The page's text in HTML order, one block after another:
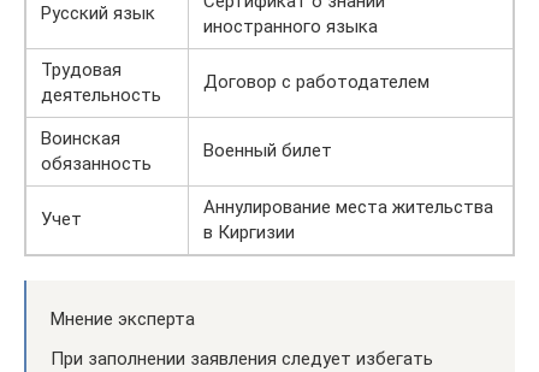
Русский язык
иностранного языка
Трудовая
деятельность
Договор с работодателем
Воинская
обязанность
Военный билет
Учет
Аннулирование места жительства
в Киргизии
Мнение эксперта
При заполнении заявления следует избегать